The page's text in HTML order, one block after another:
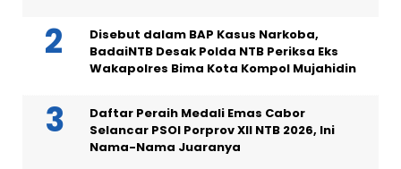
Disebut dalam BAP Kasus Narkoba,
BadaiNTB Desak Polda NTB Periksa Eks
Wakapolres Bima Kota Kompol Mujahidin
Daftar Peraih Medali Emas Cabor
Selancar PSOI Porprov XII NTB 2026, Ini
Nama-Nama Juaranya